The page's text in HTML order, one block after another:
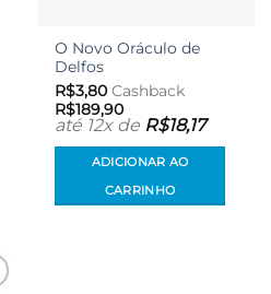
O Novo Oráculo de
Delfos
R$3,80 Cashback
R$189,90
até 12x de R$18,17
ADICIONAR AO
CARRINHO